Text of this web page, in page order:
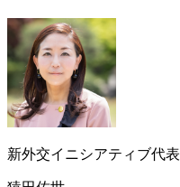
新外交イニシアティブ代表